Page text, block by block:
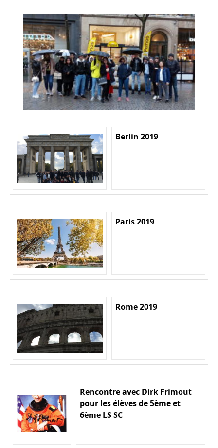
Berlin 2019
Paris 2019
Rome 2019
Rencontre avec Dirk Frimout
pour les élèves de 5ème et
6ème LS SC